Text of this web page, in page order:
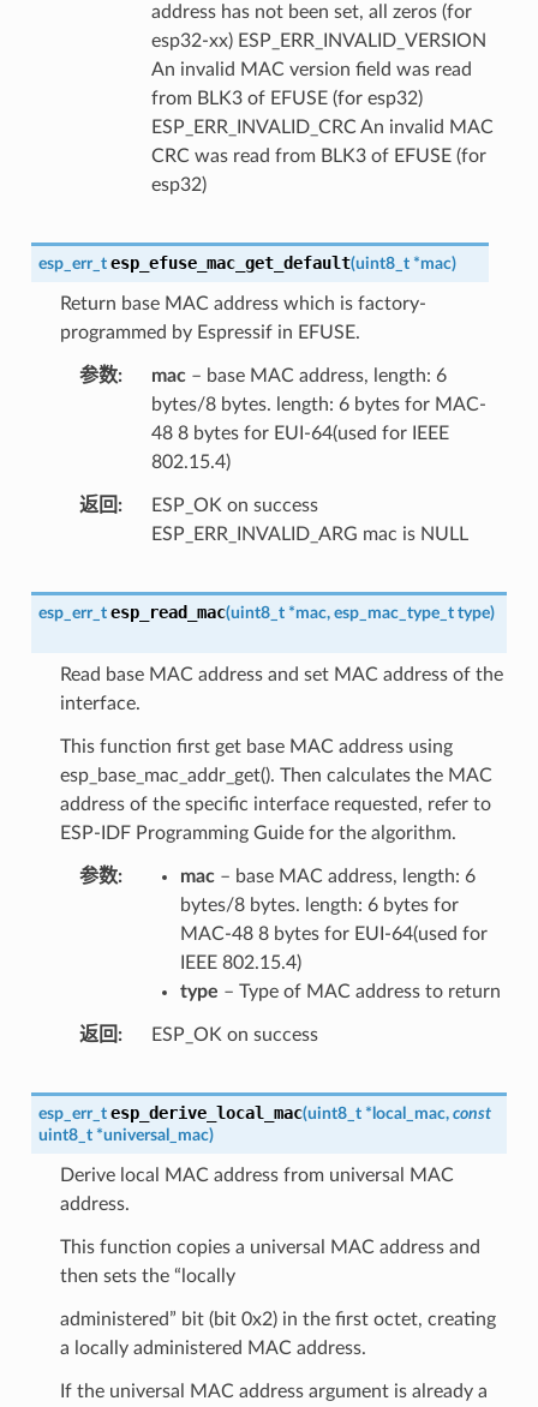
address has not been set, all zeros (for
esp32-xx) ESP_ERR_INVALID_VERSION
An invalid MAC version field was read
from BLK3 of EFUSE (for esp32)
ESP_ERR_INVALID_CRC An invalid MAC
CRC was read from BLK3 of EFUSE (for
esp32)
esp_err_t esp_efuse_mac_get_default(uint8_t *mac)
Return base MAC address which is factory-
programmed by Espressif in EFUSE.
参数 mac– base MAC address, length: 6
bytes/8 bytes. length: 6 bytes for MAC-
48 8 bytes for EUI-64(used for IEEE
802.15.4)
返回
ESP_OK on success
ESP_ERR_INVALID_ARG mac is NULL
esp_err_t esp_read_mac(uint8_t *mac, esp_mac_type_t type)
Read base MAC address and set MAC address of the
interface.
This function first get base MAC address using
esp_base_mac_addr_get(). Then calculates the MAC
address of the specific interface requested, refer to
ESP-IDF Programming Guide for the algorithm.
参数 mac– base MAC address, length: 6
bytes/8 bytes. length: 6 bytes for
MAC-48 8 bytes for EUI-64(used for
IEEE 802.15.4)
type – Type of MAC address to return
返回 ESP_OK on success
esp_err_t esp_derive_local_mac(uint8_t * local_mac, const
uint8_t *universal_mac)
Derive local MAC address from universal MAC
address.
This function copies a universal MAC address and
then sets the “locally
administered” bit (bit 0x2) in the first octet, creating
a locally administered MAC address.
If the universal MAC address argument is already a